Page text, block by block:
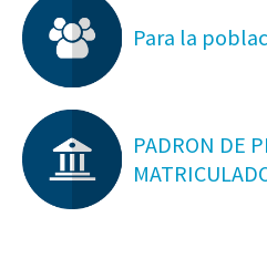
Para la
PADRON DE